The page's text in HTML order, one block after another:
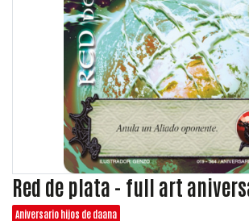
Red de plata - full art
Aniversario hijos de daana